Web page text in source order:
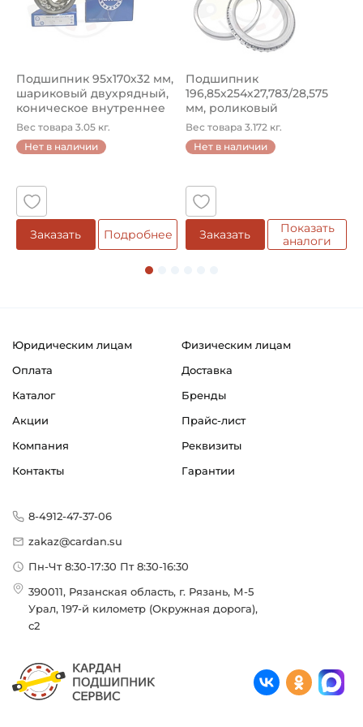
Подшипник 95х170х32 мм,
шариковый двухрядный,
коническое внутреннее
кол...
Вес товара 3.05 кг.
Нет в наличии
Заказать Подробнее
Подшипник
196,85х254х27,783/28,575
мм, роликовый
однорядный конический
...
Вес товара 3.172 кг.
Нет в наличии
Заказать
Показать
аналоги
Юридическим лицам
Физическим лицам
Оплата
Доставка
Каталог
Бренды
Акции
Прайс-лист
Компания
Реквизиты
Контакты
Гарантии
8-4912-47-37-06
zakaz@cardan.su
Пн-Чт 8:30-17:30 Пт 8:30-16:30
390011, Рязанская область, г. Рязань, М-5
Урал, 197-й километр (Окружная дорога),
с2